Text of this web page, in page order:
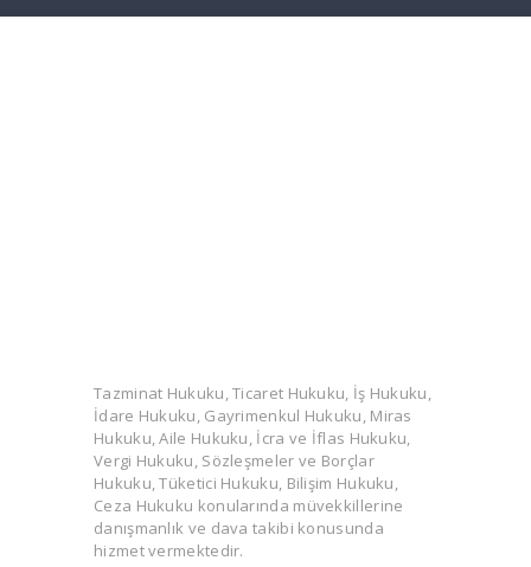
Tazminat Hukuku, Ticaret Hukuku, İş Hukuku,
İdare Hukuku, Gayrimenkul Hukuku, Miras
Hukuku, Aile Hukuku, İcra ve İflas Hukuku,
Vergi Hukuku, Sözleşmeler ve Borçlar
Hukuku, Tüketici Hukuku, Bilişim Hukuku,
Ceza Hukuku konularında müvekkillerine
danışmanlık ve dava takibi konusunda
hizmet vermektedir.